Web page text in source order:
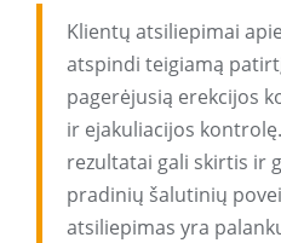
Klientų atsiliepimai
atspindi teigiamą
pagerėjusią erekcijos
ir ejakuliacijos
rezultatai gali skirtis ir
pradinių šalutinių
atsiliepimas yra